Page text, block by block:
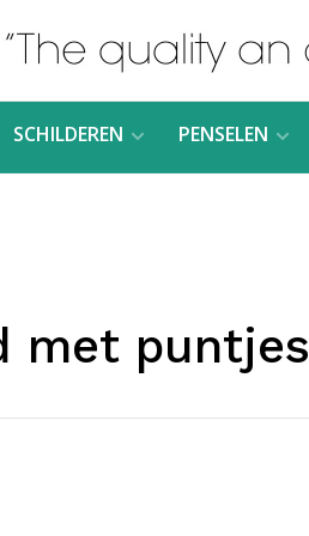
SCHILDEREN PENSELEN
met puntjes